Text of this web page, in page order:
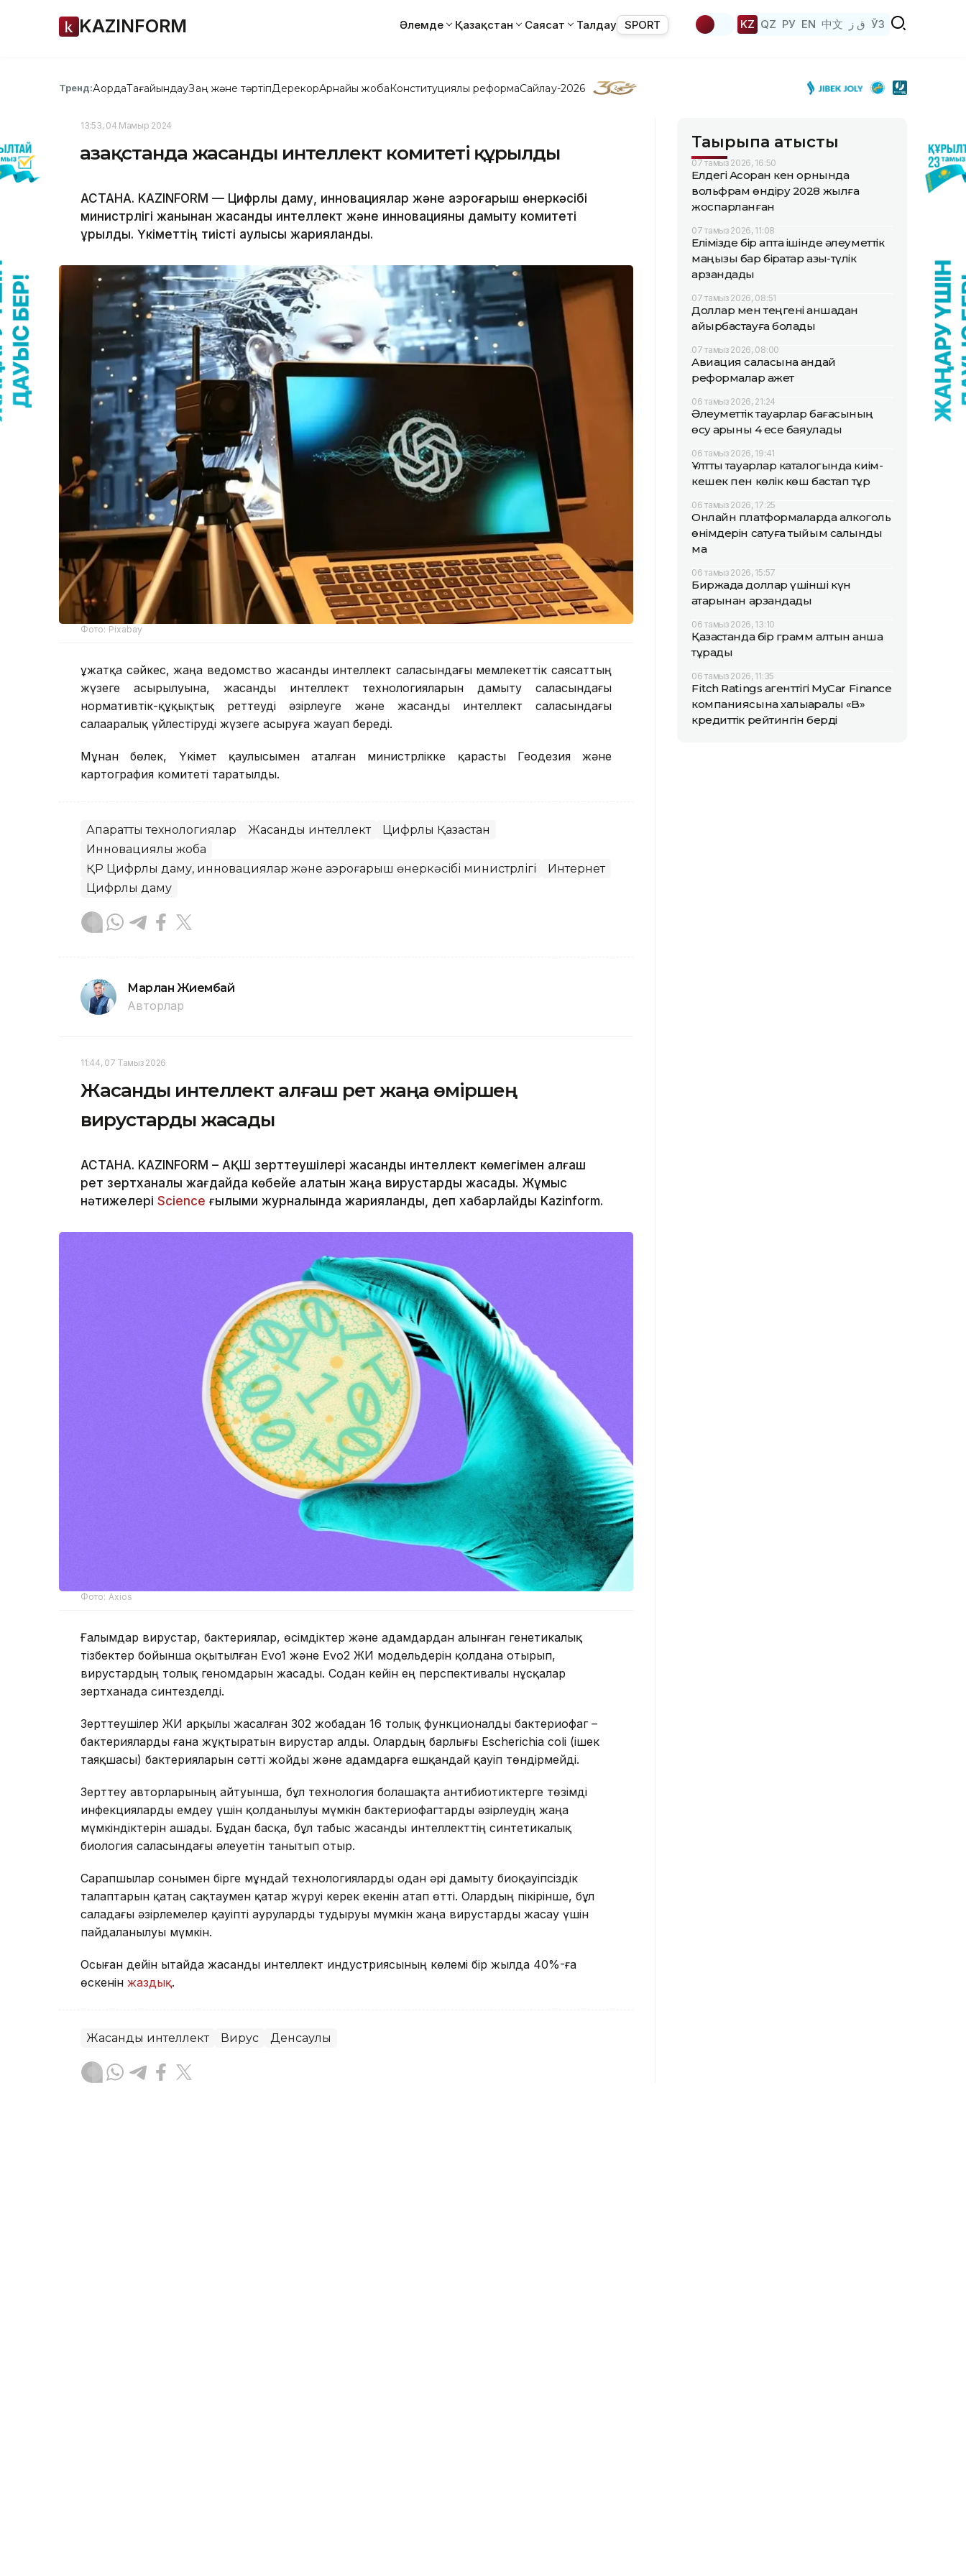
KAZINFORM Әлемде Қазақстан Саясат Талдау SPORT KZ QZ РУ EN 中文 ق ز ЎЗ
Тренд:АқордаТағайындауЗаң және тәртіпДерекқорАрнайы жобаКонституциялық реформаСайлау-2026
13:53, 04 Мамыр 2024
Қазақстанда жасанды интеллект комитеті құрылды
АСТАНА. KAZINFORM — Цифрлық даму, инновациялар және аэроғарыш өнеркәсібі
министрлігі жанынан жасанды интеллект және инновацияны дамыту комитеті
құрылды. Үкіметтің тиісті қаулысы жарияланды.
Фото: Pixabay
Құжатқа сәйкес, жаңа ведомство жасанды интеллект саласындағы мемлекеттік саясаттың
жүзеге асырылуына, жасанды интеллект технологияларын дамыту саласындағы
нормативтік-құқықтық реттеуді әзірлеуге және жасанды интеллект саласындағы
салааралық үйлестіруді жүзеге асыруға жауап береді.
Мұнан бөлек, Үкімет қаулысымен аталған министрлікке қарасты Геодезия және
картография комитеті таратылды.
Ақпараттық технологиялар Жасанды интеллект
Цифрлық Қазақстан
Инновациялық жоба
ҚР Цифрлық даму, инновациялар және аэроғарыш өнеркәсібі министрлігі
Интернет
Цифрлық даму
Марлан Жиембай
Авторлар
11:44, 07 Тамыз 2026
Жасанды интеллект алғаш рет жаңа өміршең
вирустарды жасады
АСТАНА. KAZINFORM – АҚШ зерттеушілері жасанды интеллект көмегімен алғаш
рет зертханалық жағдайда көбейе алатын жаңа вирустарды жасады. Жұмыс
нәтижелері Science ғылыми журналында жарияланды, деп хабарлайды Kazinform.
Фото: Axios
Ғалымдар вирустар, бактериялар, өсімдіктер және адамдардан алынған генетикалық
тізбектер бойынша оқытылған Evo1 және Evo2 ЖИ модельдерін қолдана отырып,
вирустардың толық геномдарын жасады. Содан кейін ең перспективалы нұсқалар
зертханада синтезделді.
Зерттеушілер ЖИ арқылы жасалған 302 жобадан 16 толық функционалды бактериофаг –
бактерияларды ғана жұқтыратын вирустар алды. Олардың барлығы Escherichia coli (ішек
таяқшасы) бактерияларын сәтті жойды және адамдарға ешқандай қауіп төндірмейді.
Зерттеу авторларының айтуынша, бұл технология болашақта антибиотиктерге төзімді
инфекцияларды емдеу үшін қолданылуы мүмкін бактериофагтарды әзірлеудің жаңа
мүмкіндіктерін ашады. Бұдан басқа, бұл табыс жасанды интеллекттің синтетикалық
биология саласындағы әлеуетін танытып отыр.
Сарапшылар сонымен бірге мұндай технологияларды одан әрі дамыту биоқауіпсіздік
талаптарын қатаң сақтаумен қатар жүруі керек екенін атап өтті. Олардың пікірінше, бұл
саладағы әзірлемелер қауіпті ауруларды тудыруы мүмкін жаңа вирустарды жасау үшін
пайдаланылуы мүмкін.
Осыған дейін Қытайда жасанды интеллект индустриясының көлемі бір жылда 40%-ға
өскенін жаздық.
Жасанды интеллект Вирус Денсаулық
Тақырыпқа қатысты
07 тамыз 2026, 16:50
Елдегі Ақсоран кен орнында
вольфрам өндіру 2028 жылға
жоспарланған
07 тамыз 2026, 11:08
Елімізде бір апта ішінде әлеуметтік
маңызы бар бірқатар азық-түлік
арзандады
07 тамыз 2026, 08:51
Доллар мен теңгені қаншадан
айырбастауға болады
07 тамыз 2026, 08:00
Авиация саласына қандай
реформалар қажет
06 тамыз 2026, 21:24
Әлеуметтік тауарлар бағасының
өсу қарқыны 4 есе баяулады
06 тамыз 2026, 19:41
Ұлттық тауарлар каталогында киім-
кешек пен көлік көш бастап тұр
06 тамыз 2026, 17:25
Онлайн платформаларда алкоголь
өнімдерін сатуға тыйым салынды
ма
06 тамыз 2026, 15:57
Биржада доллар үшінші күн
қатарынан арзандады
06 тамыз 2026, 13:10
Қазақстанда бір грамм алтын қанша
тұрады
06 тамыз 2026, 11:35
Fitch Ratings агенттігі MyCar Finance
компаниясына халықаралық «B»
кредиттік рейтингін берді